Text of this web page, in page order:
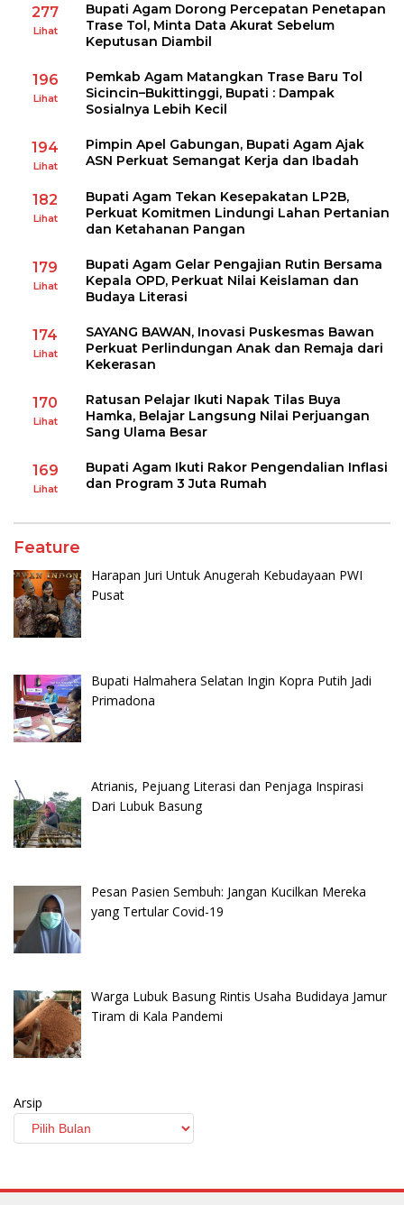
277
Lihat
Bupati Agam Dorong Percepatan Penetapan
Trase Tol, Minta Data Akurat Sebelum
Keputusan Diambil
196
Lihat
Pemkab Agam Matangkan Trase Baru Tol
Sicincin–Bukittinggi, Bupati : Dampak
Sosialnya Lebih Kecil
194
Lihat
Pimpin Apel Gabungan, Bupati Agam Ajak
ASN Perkuat Semangat Kerja dan Ibadah
182
Lihat
Bupati Agam Tekan Kesepakatan LP2B,
Perkuat Komitmen Lindungi Lahan Pertanian
dan Ketahanan Pangan
179
Lihat
Bupati Agam Gelar Pengajian Rutin Bersama
Kepala OPD, Perkuat Nilai Keislaman dan
Budaya Literasi
174
Lihat
SAYANG BAWAN, Inovasi Puskesmas Bawan
Perkuat Perlindungan Anak dan Remaja dari
Kekerasan
170
Lihat
Ratusan Pelajar Ikuti Napak Tilas Buya
Hamka, Belajar Langsung Nilai Perjuangan
Sang Ulama Besar
169
Lihat
Bupati Agam Ikuti Rakor Pengendalian Inflasi
dan Program 3 Juta Rumah
Feature
Harapan Juri Untuk Anugerah Kebudayaan PWI
Pusat
Bupati Halmahera Selatan Ingin Kopra Putih Jadi
Primadona
Atrianis, Pejuang Literasi dan Penjaga Inspirasi
Dari Lubuk Basung
Pesan Pasien Sembuh: Jangan Kucilkan Mereka
yang Tertular Covid-19
Warga Lubuk Basung Rintis Usaha Budidaya Jamur
Tiram di Kala Pandemi
Arsip